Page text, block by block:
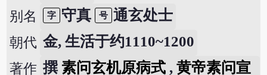
别名 字 守真 号 通玄处士
朝代 金, 生活于约1110~1200
著作 撰 素问玄机原病式 ,黄帝素问宣